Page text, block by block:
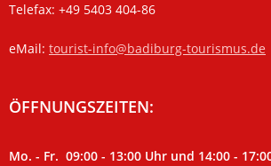
Telefax: +49 5403 404-86
eMail: tourist-info@badiburg-tourismus.de
ÖFFNUNGSZEITEN:
Mo. - Fr. 09:00 - 13:00 Uhr und 14:00 -